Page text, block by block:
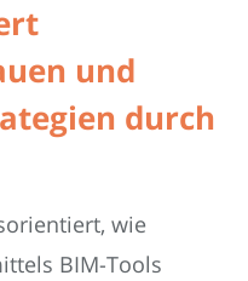
und
durch
wie
BIM-Tools